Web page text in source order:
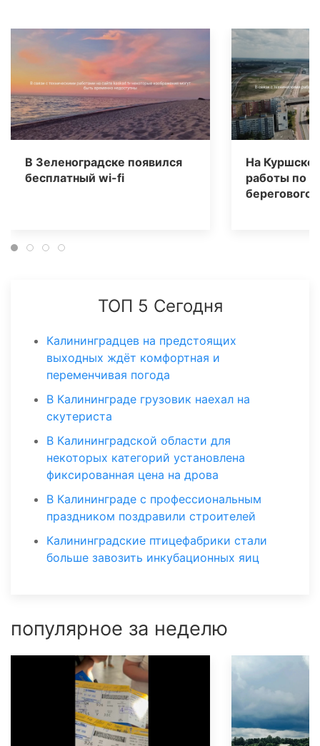
В Зеленоградске появился
бесплатный wi-fi
На
работы по
берегового
ТОП 5 Сегодня
Калининградцев на предстоящих
выходных ждёт комфортная и
переменчивая погода
В Калининграде грузовик наехал на
скутериста
В Калининградской области для
некоторых категорий установлена
фиксированная цена на дрова
В Калининграде с профессиональным
праздником поздравили строителей
Калининградские птицефабрики стали
больше завозить инкубационных яиц
популярное за неделю